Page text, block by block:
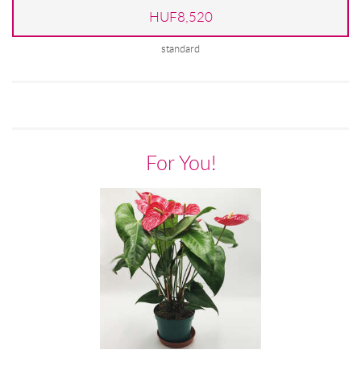
HUF8,520
standard
For You!